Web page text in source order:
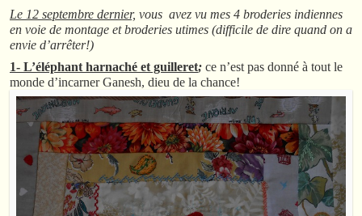
Le 12 septembre dernier, vous avez vu mes 4 broderies indiennes
en voie de montage et broderies utimes (difficile de dire quand on a
envie d’arrêter!)
1- L’éléphant harnaché et guilleret; ce n’est pas donné à tout le
monde d’incarner Ganesh, dieu de la chance!